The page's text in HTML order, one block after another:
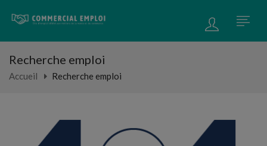
Recherche emploi
Accueil Recherche emploi